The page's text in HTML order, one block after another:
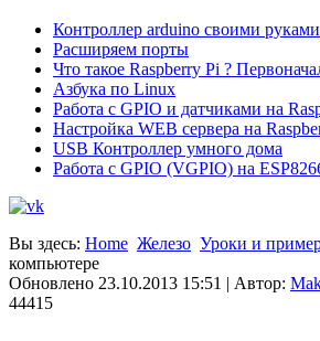
Контроллер arduino своими руками
Расширяем порты
Что такое Raspberry Pi ?
Азбука по Linux
Работа с GPIO и датчиками на
Настройка WEB сервера на
USB Контроллер умного дома
Работа с GPIO (VGPIO) на
Вы здесь: Home Железо Уроки и
компьютере
Обновлено 23.10.2013 15:51 | Автор:
44415